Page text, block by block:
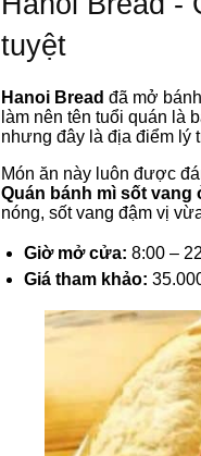
tuyệt
Hanoi Bread đã mở
làm nên tên tuổi quán là
nhưng đây là địa điểm lý
Món ăn này luôn được
Quán bánh mì sốt vang
nóng, sốt vang đậm vị
Giờ mở cửa: 8:00 –
Giá tham khảo: